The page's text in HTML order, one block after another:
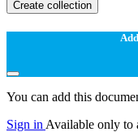
Create collection
You can add this
Sign in Available only to